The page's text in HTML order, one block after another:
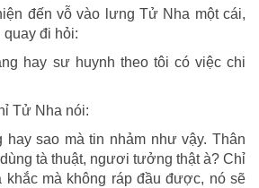
đến vỗ vào lưng Tử Nha một cái,
quay đi hỏi:
hay sư huynh theo tôi có việc chi
Tử Nha nói:
sao mà tin nhảm như vậy. Thân
tà thuật, ngươi tưởng thật à? Chỉ
khắc mà không ráp đầu được, nó sẽ